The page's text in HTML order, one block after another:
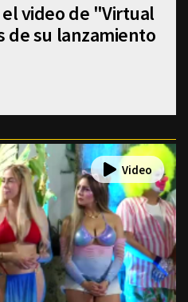
video de "Virtual
de su lanzamiento